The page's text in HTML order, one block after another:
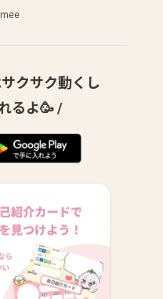
クサク動くし
るよ🥳 /